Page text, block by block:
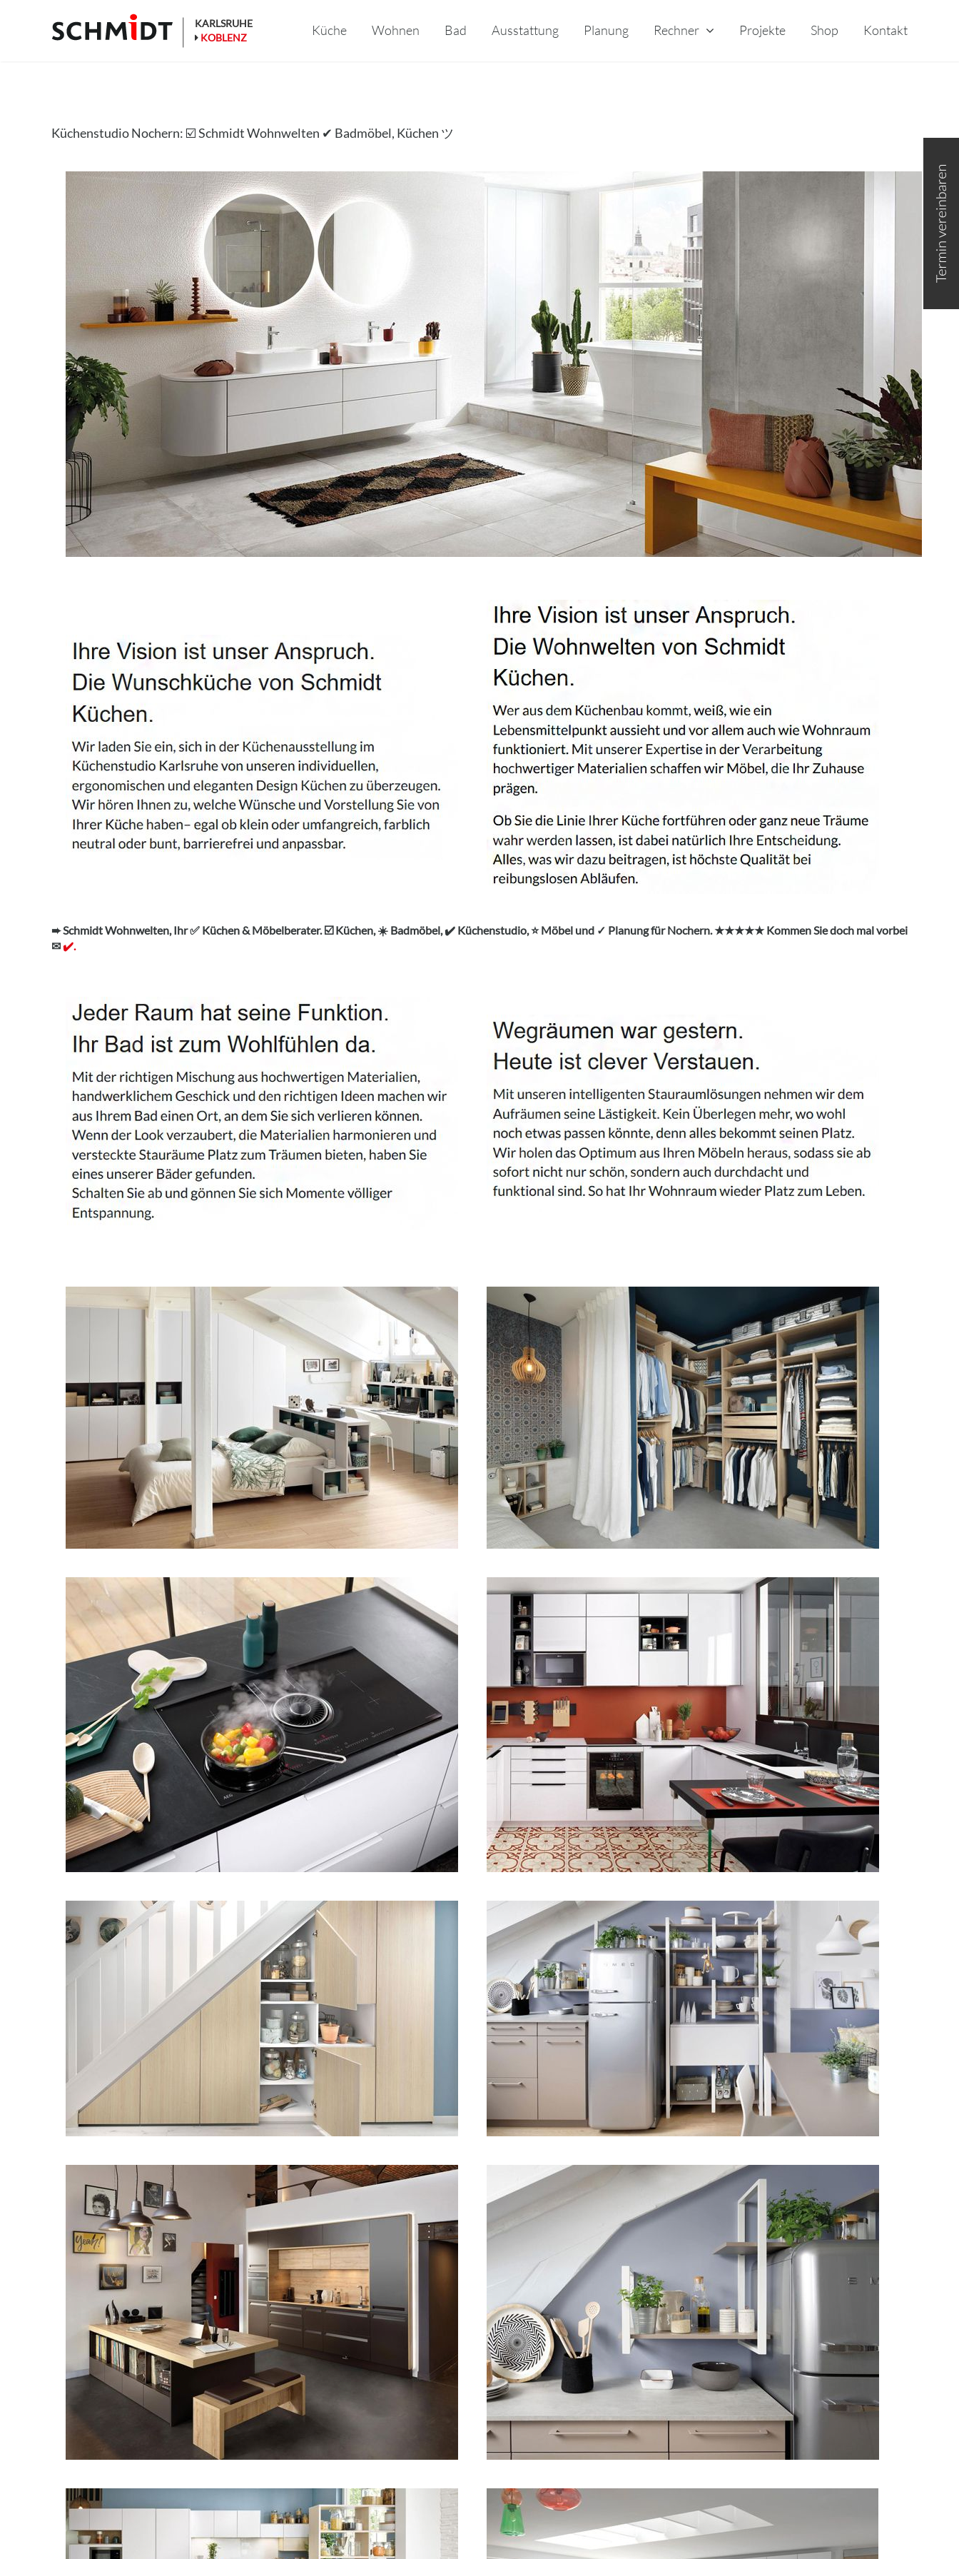
KARLSRUHE
KOBLENZ
Küche Wohnen Bad Ausstattung Planung Rechner Projekte Shop Kontakt
Küchenstudio Nochern: ☑️ Schmidt Wohnwelten ✔ Badmöbel, Küchen ツ
➨ Schmidt Wohnwelten, Ihr ✅ Küchen & Möbelberater. ☑️ Küchen, ☀️ Badmöbel, ✔️ Küchenstudio, ⭐ Möbel und ✓ Planung für Nochern. ★★★★★ Kommen Sie doch mal vorbei
✉✔️.
Area